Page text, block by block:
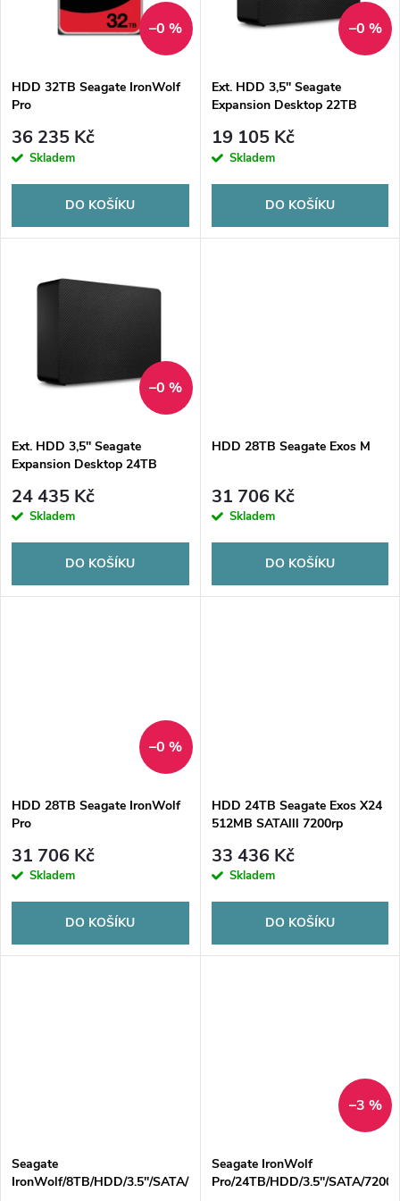
p
r
o
d
s
p
r
ů
–0 %
HDD 32TB Seagate IronWolf
Pro
36 235 Kč
Skladem
DO KOŠÍKU
–0 %
Ext. HDD 3,5'' Seagate
Expansion Desktop 22TB
19 105 Kč
Skladem
DO KOŠÍKU
–0 %
Ext. HDD 3,5'' Seagate
Expansion Desktop 24TB
24 435 Kč
Skladem
DO KOŠÍKU
HDD 28TB Seagate Exos M
31 706 Kč
Skladem
DO KOŠÍKU
–0 %
HDD 28TB Seagate IronWolf
Pro
31 706 Kč
Skladem
DO KOŠÍKU
HDD 24TB Seagate Exos X24
512MB SATAlll 7200rp
33 436 Kč
Skladem
DO KOŠÍKU
Seagate
IronWolf/8TB/HDD/3.5''/SATA/5400
–3 %
Seagate IronWolf
Pro/24TB/HDD/3.5''/SATA/7200